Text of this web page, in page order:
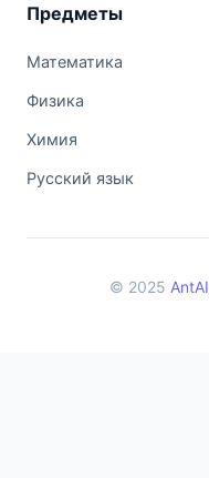
Предметы
Математика
Физика
Химия
Русский язык
© 2025 AntAI